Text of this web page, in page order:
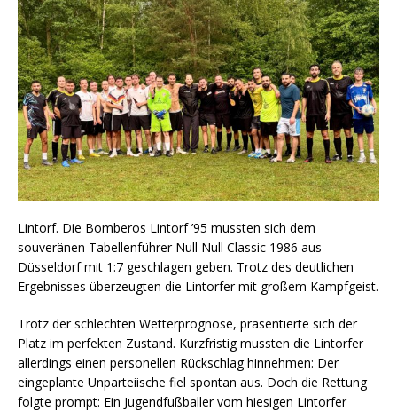
Lintorf. Die Bomberos Lintorf ’95 mussten sich dem
souveränen Tabellenführer Null Null Classic 1986 aus
Düsseldorf mit 1:7 geschlagen geben. Trotz des deutlichen
Ergebnisses überzeugten die Lintorfer mit großem Kampfgeist.
Trotz der schlechten Wetterprognose, präsentierte sich der
Platz im perfekten Zustand. Kurzfristig mussten die Lintorfer
allerdings einen personellen Rückschlag hinnehmen: Der
eingeplante Unparteiische fiel spontan aus. Doch die Rettung
folgte prompt: Ein Jugendfußballer vom hiesigen Lintorfer